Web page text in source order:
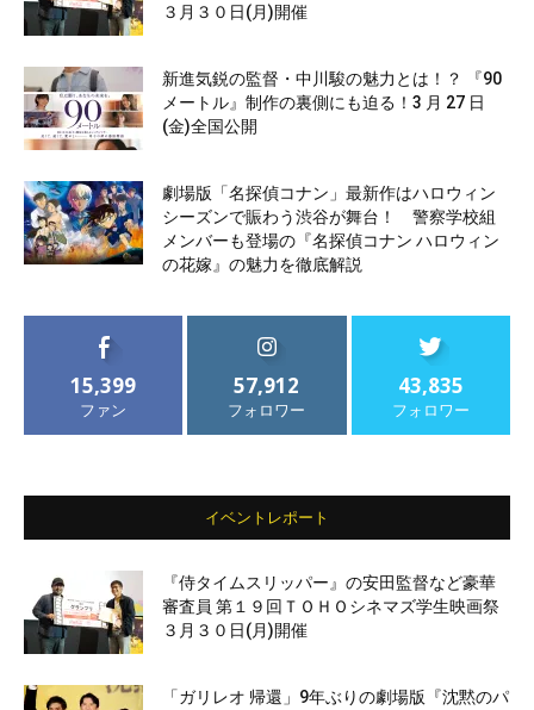
３月３０日(月)開催
新進気鋭の監督・中川駿の魅力とは！？ 『90
メートル』制作の裏側にも迫る！3 月 27 日
(金)全国公開
劇場版「名探偵コナン」最新作はハロウィン
シーズンで賑わう渋谷が舞台！ 警察学校組
メンバーも登場の『名探偵コナン ハロウィン
の花嫁』の魅力を徹底解説
15,399
ファン
57,912
フォロワー
43,835
フォロワー
イベントレポート
『侍タイムスリッパー』の安田監督など豪華
審査員 第１９回ＴＯＨＯシネマズ学生映画祭
３月３０日(月)開催
「ガリレオ 帰還」9年ぶりの劇場版『沈黙のパ